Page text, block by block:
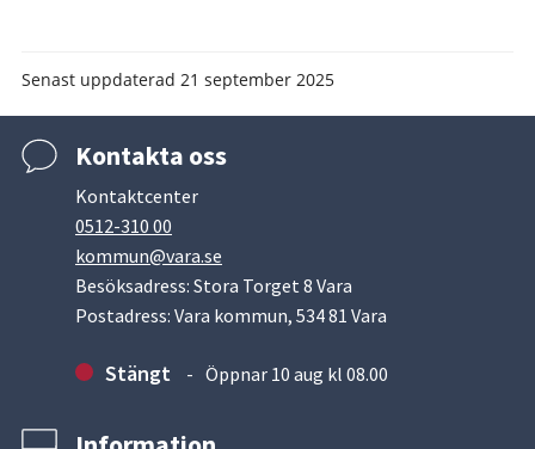
Senast uppdaterad 21 september 2025
Kontakta oss
Kontaktcenter
0512-310 00
kommun@vara.se
Besöksadress: Stora Torget 8 Vara
Postadress: Vara kommun, 534 81 Vara
Stängt Öppnar 10 aug kl 08.00